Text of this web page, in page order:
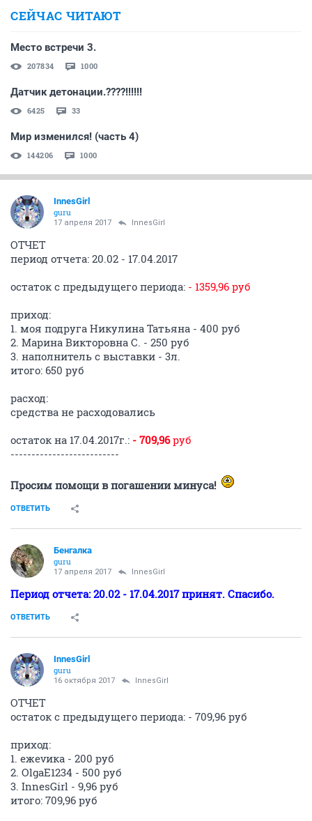
СЕЙЧАС ЧИТАЮТ
Место встречи 3.
207834 1000
Датчик детонации.????!!!!!!
6425 33
Мир изменился! (часть 4)
144206 1000
InnesGirl
guru
17 апреля 2017 InnesGirl
ОТЧЕТ
период отчета: 20.02 - 17.04.2017
остаток с предыдущего периода: - 1359,96 руб
приход:
1. моя подруга Никулина Татьяна - 400 руб
2. Марина Викторовна С. - 250 руб
3. наполнитель с выставки - 3л.
итого: 650 руб
расход:
средства не расходовались
остаток на 17.04.2017г.: - 709,96руб
--------------------------
Просим помощи в погашении минуса!
ОТВЕТИТЬ
Бенгалка
guru
17 апреля 2017 InnesGirl
Период отчета: 20.02 - 17.04.2017 принят. Спасибо.
ОТВЕТИТЬ
InnesGirl
guru
16 октября 2017 InnesGirl
ОТЧЕТ
остаток с предыдущего периода: - 709,96 руб
приход:
1. ежеvика - 200 руб
2. OlgaE1234 - 500 руб
3. InnesGirl - 9,96 руб
итого: 709,96 руб